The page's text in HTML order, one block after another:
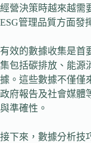
經營決策時越來越需
ESG管理品質方面發
有效的數據收集是首
集包括碳排放、能源
據。這些數據不僅僅
政府報告及社會媒體
與準確性。
接下來，數據分析技